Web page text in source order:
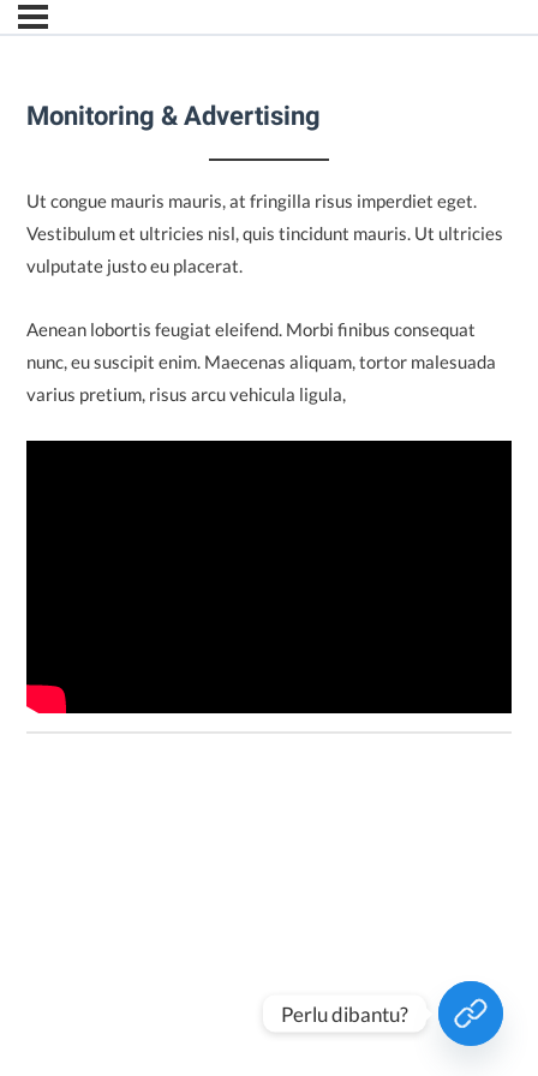
Monitoring & Advertising
Ut congue mauris mauris, at fringilla risus imperdiet eget.
Vestibulum et ultricies nisl, quis tincidunt mauris. Ut ultricies
vulputate justo eu placerat.
Aenean lobortis feugiat eleifend. Morbi finibus consequat
nunc, eu suscipit enim. Maecenas aliquam, tortor malesuada
varius pretium, risus arcu vehicula ligula,
Perlu dibantu?